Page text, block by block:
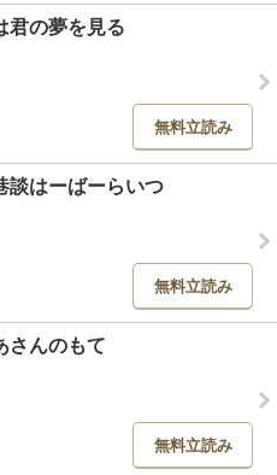
君の夢を見る
無料立読み
談はーばーらいつ
無料立読み
さんのもて
無料立読み